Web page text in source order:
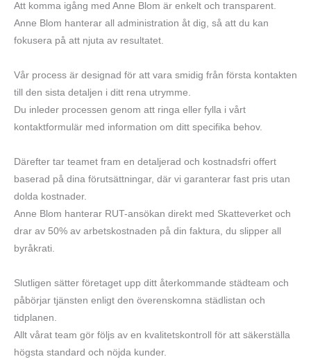
Att komma igång med Anne Blom är enkelt och transparent.
Anne Blom hanterar all administration åt dig, så att du kan
fokusera på att njuta av resultatet.
Vår process är designad för att vara smidig från första kontakten
till den sista detaljen i ditt rena utrymme.
Du inleder processen genom att ringa eller fylla i vårt
kontaktformulär med information om ditt specifika behov.
Därefter tar teamet fram en detaljerad och kostnadsfri offert
baserad på dina förutsättningar, där vi garanterar fast pris utan
dolda kostnader.
Anne Blom hanterar RUT-ansökan direkt med Skatteverket och
drar av 50% av arbetskostnaden på din faktura, du slipper all
byråkrati.
Slutligen sätter företaget upp ditt återkommande städteam och
påbörjar tjänsten enligt den överenskomna städlistan och
tidplanen.
Allt vårat team gör följs av en kvalitetskontroll för att säkerställa
högsta standard och nöjda kunder.